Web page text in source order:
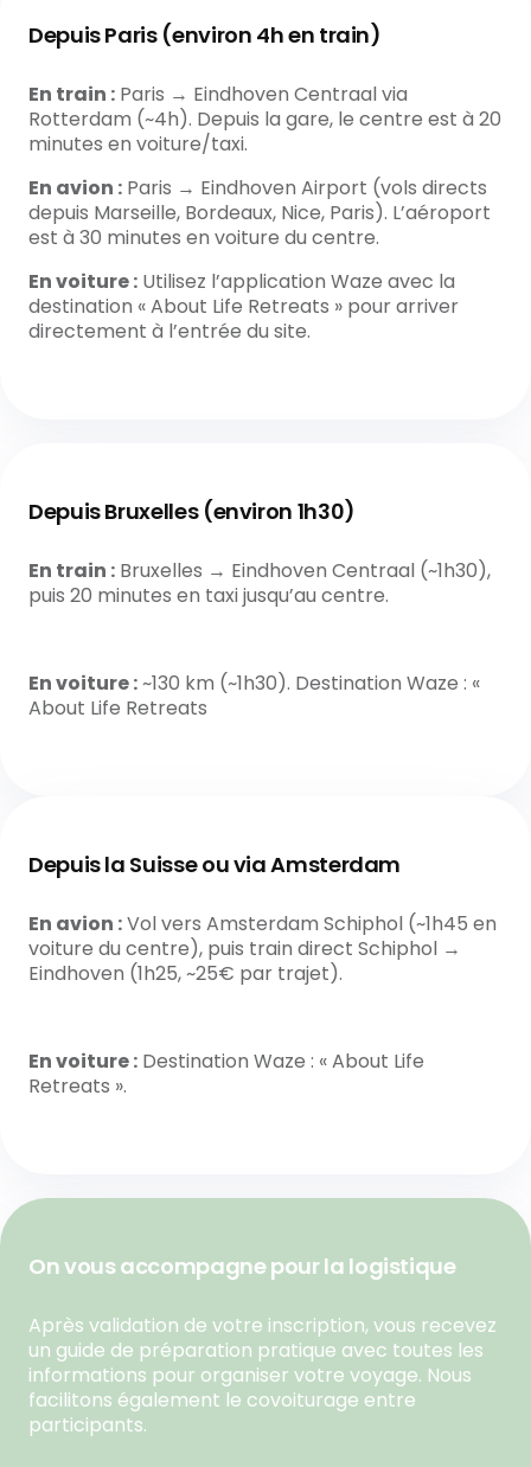
Depuis Paris (environ 4h en train)
En train : Paris → Eindhoven Centraal via
Rotterdam (~4h). Depuis la gare, le centre est à 20
minutes en voiture/taxi.
En avion : Paris → Eindhoven Airport (vols directs
depuis Marseille, Bordeaux, Nice, Paris). L’aéroport
est à 30 minutes en voiture du centre.
En voiture : Utilisez l’application Waze avec la
destination « About Life Retreats » pour arriver
directement à l’entrée du site.
Depuis Bruxelles (environ 1h30)
En train : Bruxelles → Eindhoven Centraal (~1h30),
puis 20 minutes en taxi jusqu’au centre.
En voiture :~130 km (~1h30). Destination Waze : «
About Life Retreats
Depuis la Suisse ou via Amsterdam
En avion :Vol vers Amsterdam Schiphol (~1h45 en
voiture du centre), puis train direct Schiphol →
Eindhoven (1h25, ~25€ par trajet).
En voiture : Destination Waze : « About Life
Retreats ».
On vous accompagne pour la logistique
Après validation de votre inscription, vous recevez
un guide de préparation pratique avec toutes les
informations pour organiser votre voyage. Nous
facilitons également le covoiturage entre
participants.